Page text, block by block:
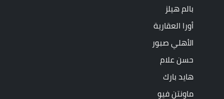
بالم هيلز
أورا العقارية
الأهلي صبور
حسن علام
هايد بارك
ماونتن فيو